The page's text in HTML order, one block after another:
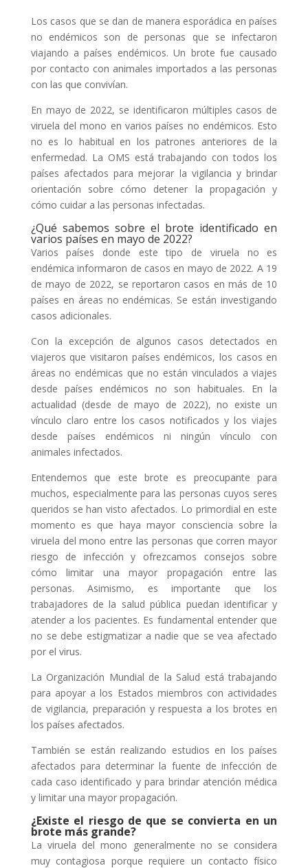
Los casos que se dan de manera esporádica en países
no endémicos son de personas que se infectaron
viajando a países endémicos. Un brote fue causado
por contacto con animales importados a las personas
con las que convivían.
En mayo de 2022, se identificaron múltiples casos de
viruela del mono en varios países no endémicos. Esto
no es lo habitual en los patrones anteriores de la
enfermedad. La OMS está trabajando con todos los
países afectados para mejorar la vigilancia y brindar
orientación sobre cómo detener la propagación y
cómo cuidar a las personas infectadas.
¿Qué sabemos sobre el brote identificado en
varios países en mayo de 2022?
Varios países donde este tipo de viruela no es
endémica informaron de casos en mayo de 2022. A 19
de mayo de 2022, se reportaron casos en más de 10
países en áreas no endémicas. Se están investigando
casos adicionales.
Con la excepción de algunos casos detectados en
viajeros que visitaron países endémicos, los casos en
áreas no endémicas que no están vinculados a viajes
desde países endémicos no son habituales. En la
actualidad (desde de mayo de 2022), no existe un
vínculo claro entre los casos notificados y los viajes
desde países endémicos ni ningún vínculo con
animales infectados.
Entendemos que este brote es preocupante para
muchos, especialmente para las personas cuyos seres
queridos se han visto afectados. Lo primordial en este
momento es que haya mayor consciencia sobre la
viruela del mono entre las personas que corren mayor
riesgo de infección y ofrezcamos consejos sobre
cómo limitar una mayor propagación entre las
personas. Asimismo, es importante que los
trabajadores de la salud pública puedan identificar y
atender a los pacientes. Es fundamental entender que
no se debe estigmatizar a nadie que se vea afectado
por el virus.
La Organización Mundial de la Salud está trabajando
para apoyar a los Estados miembros con actividades
de vigilancia, preparación y respuesta a los brotes en
los países afectados.
También se están realizando estudios en los países
afectados para determinar la fuente de infección de
cada caso identificado y para brindar atención médica
y limitar una mayor propagación.
¿Existe el riesgo de que se convierta en un
brote más grande?
La viruela del mono generalmente no se considera
muy contagiosa porque requiere un contacto físico